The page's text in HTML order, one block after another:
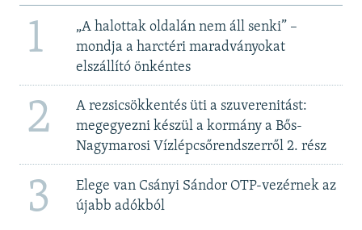
1
„A halottak oldalán nem áll senki” –
mondja a harctéri maradványokat
elszállító önkéntes
2
A rezsicsökkentés üti a szuverenitást:
megegyezni készül a kormány a Bős-
Nagymarosi Vízlépcsőrendszerről 2. rész
3
Elege van Csányi Sándor OTP-vezérnek az
újabb adókból